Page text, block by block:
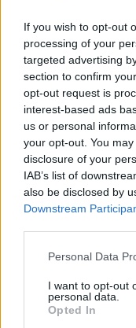
If you wish to opt-out
processing of your
targeted advertising
section to confirm
opt-out request is
interest-based ads
us or personal
your opt-out. You
disclosure of your
IAB’s list of
also be disclosed by
Downstream
Please note that this
not limited to your
grant or deny
use your data for
Personal Data
I want to opt-out
personal data.
Opted In